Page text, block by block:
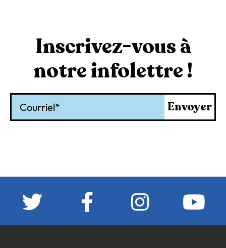
Inscrivez-vous à
notre infolettre !
Envoyer